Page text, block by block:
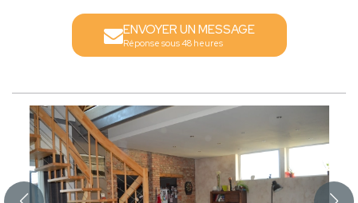
ENVOYER UN MESSAGE
Réponse sous 48 heures